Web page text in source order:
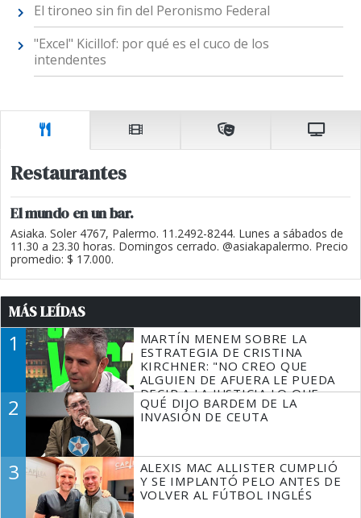
El tironeo sin fin del Peronismo Federal
"Excel" Kicillof: por qué es el cuco de los
intendentes
Restaurantes
El mundo en un bar.
Asiaka. Soler 4767, Palermo. 11.2492-8244. Lunes a sábados de
11.30 a 23.30 horas. Domingos cerrado. @asiakapalermo. Precio
promedio: $ 17.000.
MÁS LEÍDAS
1
MARTÍN MENEM SOBRE LA
ESTRATEGIA DE CRISTINA
KIRCHNER: "NO CREO QUE
ALGUIEN DE AFUERA LE PUEDA
DECIR A LA JUSTICIA LO QUE
TIENE QUE HACER"
2
QUÉ DIJO BARDEM DE LA
INVASIÓN DE CEUTA
3
ALEXIS MAC ALLISTER CUMPLIÓ
Y SE IMPLANTÓ PELO ANTES DE
VOLVER AL FÚTBOL INGLÉS